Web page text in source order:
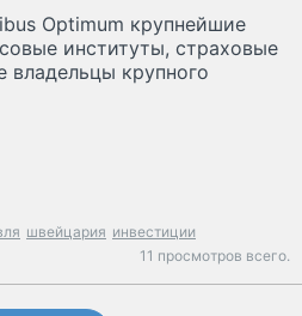
Optimum крупнейшие
институты, страховые
крупного
швейцария инвестиции
11 просмотров всего.